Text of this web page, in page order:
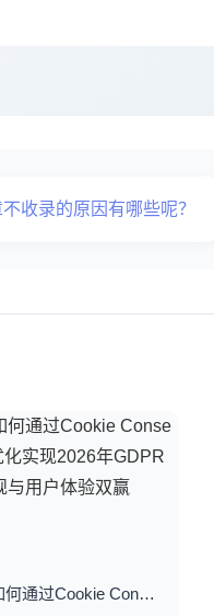
收录的原因有哪些呢？
如何通过Cookie Consent优化实现2026年GDPR合规与用户体验双赢